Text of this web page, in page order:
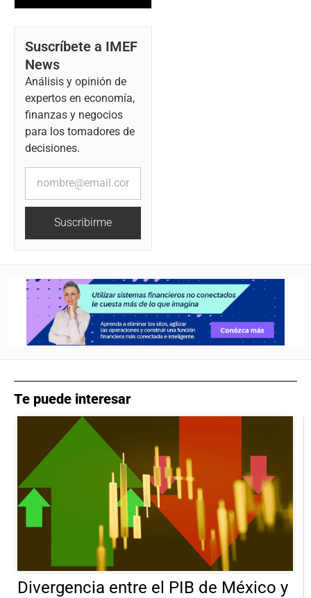
Suscríbete a IMEF
News
Análisis y opinión de
expertos en economía,
finanzas y negocios
para los tomadores de
decisiones.
Suscribirme
Te puede interesar
Divergencia entre el PIB de México y